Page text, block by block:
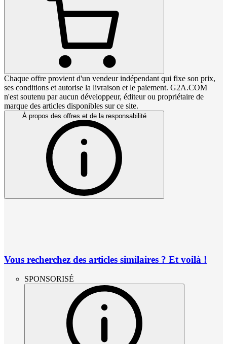
Chaque offre provient d'un vendeur indépendant qui fixe son prix,
ses conditions et autorise la livraison et le paiement. G2A.COM
n'est soutenu par aucun développeur, éditeur ou propriétaire de
marque des articles disponibles sur ce site.
À propos des offres et de la responsabilité
Vous recherchez des articles similaires ? Et voilà !
SPONSORISÉ